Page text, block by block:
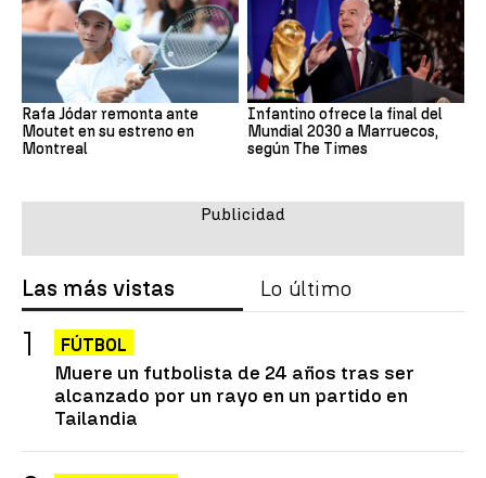
Rafa Jódar remonta ante
Moutet en su estreno en
Montreal
Infantino ofrece la final del
Mundial 2030 a Marruecos,
según The Times
Las más vistas Lo último
FÚTBOL
Muere un futbolista de 24 años tras ser
alcanzado por un rayo en un partido en
Tailandia